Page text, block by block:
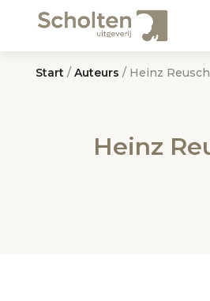
Start / Auteurs / Heinz Reusch
Heinz